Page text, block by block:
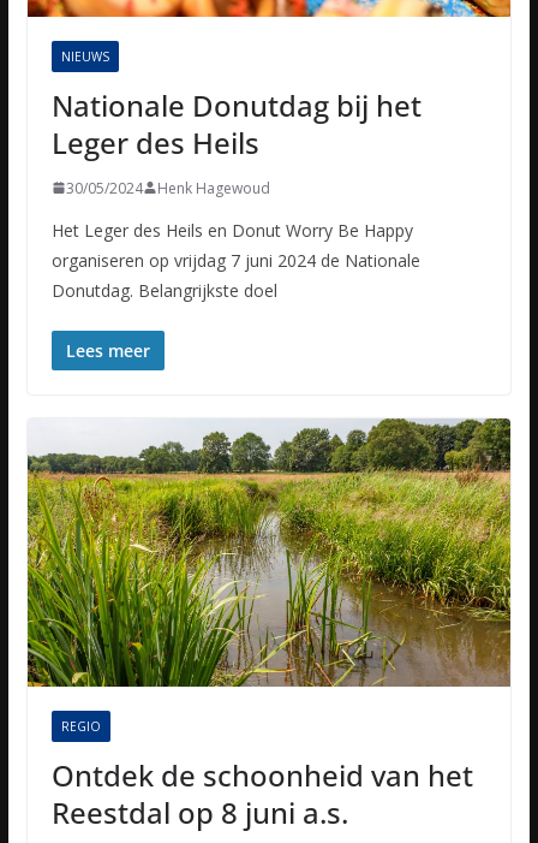
NIEUWS
Nationale Donutdag bij het
Leger des Heils
30/05/2024 Henk Hagewoud
Het Leger des Heils en Donut Worry Be Happy
organiseren op vrijdag 7 juni 2024 de Nationale
Donutdag. Belangrijkste doel
Lees meer
REGIO
Ontdek de schoonheid van het
Reestdal op 8 juni a.s.